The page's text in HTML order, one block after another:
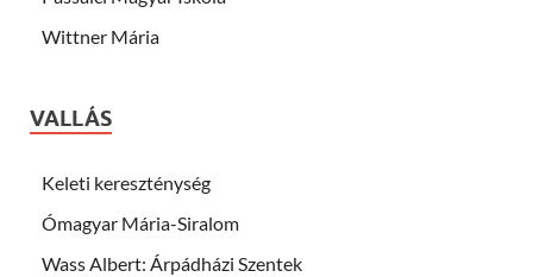
Wittner Mária
VALLÁS
Keleti kereszténység
Ómagyar Mária-Siralom
Wass Albert: Árpádházi Szentek